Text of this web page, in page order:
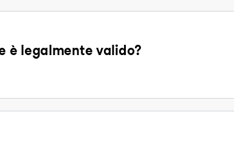
è legalmente valido?